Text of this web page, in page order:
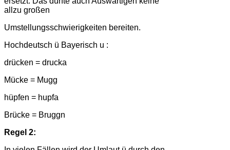
allzu großen
Umstellungsschwierigkeiten bereiten.
Hochdeutsch ü Bayerisch u :
drücken = drucka
Mücke = Mugg
hüpfen = hupfa
Brücke = Bruggn
Regel 2: